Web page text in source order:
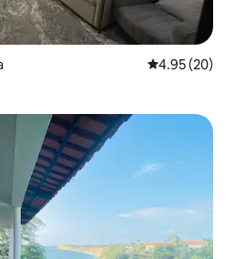
Calificación
4.95 (20)